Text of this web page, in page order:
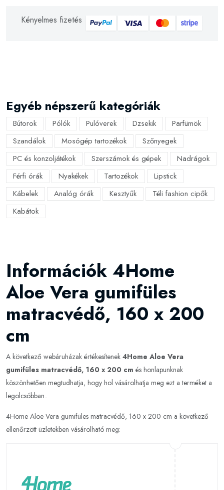
Kényelmes fizetés
Egyéb népszerű kategóriák
Bútorok Pólók Pulóverek Dzsekik
Parfümök
Szandálok
Mosógép tartozékok
Szőnyegek
PC és konzoljátékok
Szerszámok és gépek
Nadrágok
Férfi órák
Nyakékek Tartozékok
Lipstick
Kábelek
Analóg órák Kesztyűk
Téli fashion cipők
Kabátok
Információk 4Home
Aloe Vera gumifüles
matracvédő, 160 x 200
cm
A következő webáruházak értékesítenek 4Home Aloe Vera
gumifüles matracvédő, 160 x 200 cm és honlapunknak
köszönhetően megtudhatja, hogy hol vásárolhatja meg ezt a terméket a
legolcsóbban..
4Home Aloe Vera gumifüles matracvédő, 160 x 200 cm a következő
ellenőrzött üzletekben vásárolható meg: